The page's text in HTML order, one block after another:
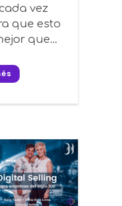
vez
que esto
que...